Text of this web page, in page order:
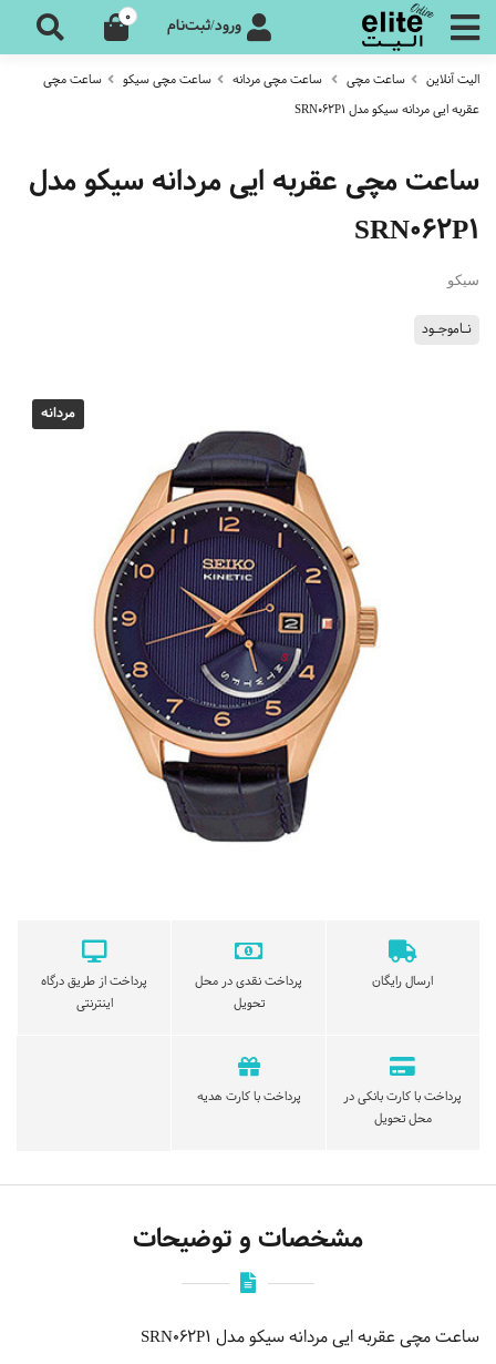
ورود/ثبت‌نام 0
الیت آنلاین ساعت مچی ساعت مچی مردانه ساعت مچی سیکو
ساعت مچی
عقربه ایی مردانه سیکو مدل SRN062P1
ساعت مچی عقربه ایی مردانه سیکو مدل
SRN062P1
سیکو
نـاموجـود
مردانه
ارسال رایگان
پرداخت نقدی در محل
تحویل
پرداخت از طریق درگاه
اینترنتی
پرداخت با کارت بانکی در
محل تحویل
پرداخت با کارت هدیه
مشخصات و توضیحات
ساعت مچی عقربه ایی مردانه سیکو مدل SRN062P1